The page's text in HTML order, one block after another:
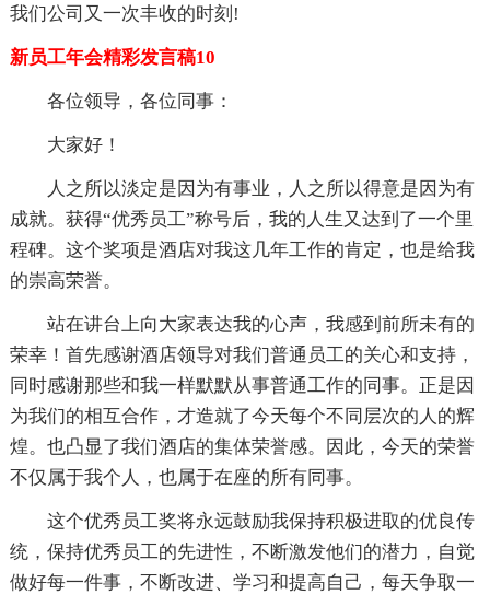
我们公司又一次丰收的时刻!
新员工年会精彩发言稿10
各位领导，各位同事：
大家好！
人之所以淡定是因为有事业，人之所以得意是因为有
成就。获得“优秀员工”称号后，我的人生又达到了一个里
程碑。这个奖项是酒店对我这几年工作的肯定，也是给我
的崇高荣誉。
站在讲台上向大家表达我的心声，我感到前所未有的
荣幸！首先感谢酒店领导对我们普通员工的关心和支持，
同时感谢那些和我一样默默从事普通工作的同事。正是因
为我们的相互合作，才造就了今天每个不同层次的人的辉
煌。也凸显了我们酒店的集体荣誉感。因此，今天的荣誉
不仅属于我个人，也属于在座的所有同事。
这个优秀员工奖将永远鼓励我保持积极进取的优良传
统，保持优秀员工的先进性，不断激发他们的潜力，自觉
做好每一件事，不断改进、学习和提高自己，每天争取一